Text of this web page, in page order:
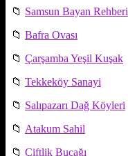
📁 Samsun Bayan Rehberi
📁 Bafra Ovası
📁 Çarşamba Yeşil Kuşak
📁 Tekkeköy Sanayi
📁 Salıpazarı Dağ Köyleri
📁 Atakum Sahil
📁 Çiftlik Bucağı